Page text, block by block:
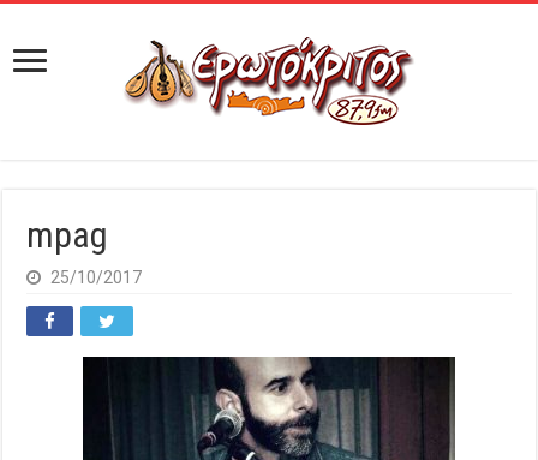
mpag
25/10/2017